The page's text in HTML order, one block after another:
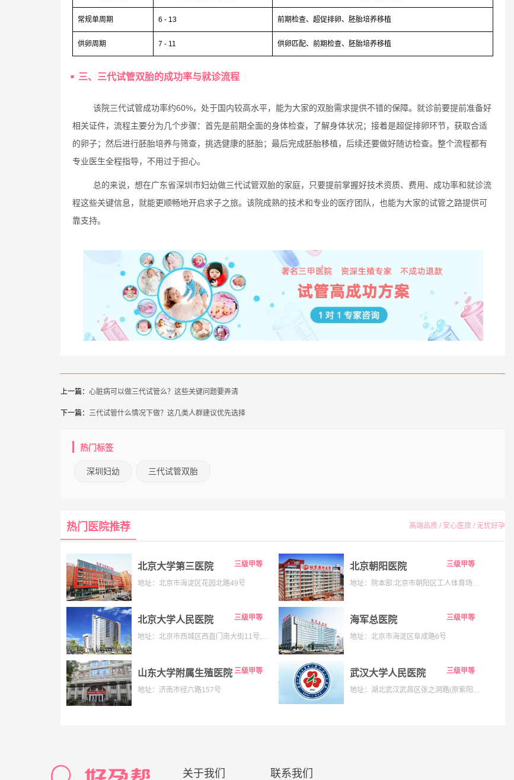
常规单周期 6 - 13 前期检查、超促排卵、胚胎培养移植
供卵周期 7 - 11 供卵匹配、前期检查、胚胎培养移植
三、三代试管双胎的成功率与就诊流程
该院三代试管成功率约60%，处于国内较高水平，能为大家的双胎需求提供不错的保障。就诊前要提前准备好
相关证件，流程主要分为几个步骤：首先是前期全面的身体检查，了解身体状况；接着是超促排卵环节，获取合适
的卵子；然后进行胚胎培养与筛查，挑选健康的胚胎；最后完成胚胎移植，后续还要做好随访检查。整个流程都有
专业医生全程指导，不用过于担心。
总的来说，想在广东省深圳市妇幼做三代试管双胎的家庭，只要提前掌握好技术资质、费用、成功率和就诊流
程这些关键信息，就能更顺畅地开启求子之旅。该院成熟的技术和专业的医疗团队，也能为大家的试管之路提供可
靠支持。
上一篇： 心脏病可以做三代试管么？这些关键问题要弄清
下一篇： 三代试管什么情况下做？这几类人群建议优先选择
热门标签
深圳妇幼 三代试管双胎
热门医院推荐 高端品质 / 安心医旅 / 无忧好孕
北京大学第三医院 三级甲等
地址：北京市海淀区花园北路49号
北京朝阳医院 三级甲等
地址：院本部:北京市朝阳区工人体育场南路8号;京西院区:石景山区京原路5号
北京大学人民医院 三级甲等
地址：北京市西城区西直门南大街11号;老院:西城区阜内大街133号;海淀院区：北京市海淀区昌平路南段36号
海军总医院 三级甲等
地址：北京市海淀区阜成路6号
山东大学附属生殖医院 三级甲等
地址：济南市经六路157号
武汉大学人民医院 三级甲等
地址：湖北武汉武昌区张之洞路(原紫阳路)99号解放路238号
关于我们 联系我们